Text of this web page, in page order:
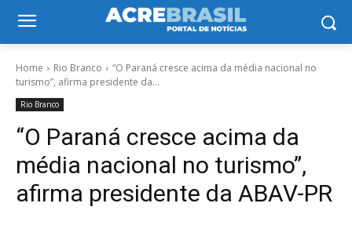
Home Rio Branco
“O Paraná cresce acima da média nacional no
turismo”, afirma presidente da...
Rio Branco
“O Paraná cresce acima da
média nacional no turismo”,
afirma presidente da ABAV-PR